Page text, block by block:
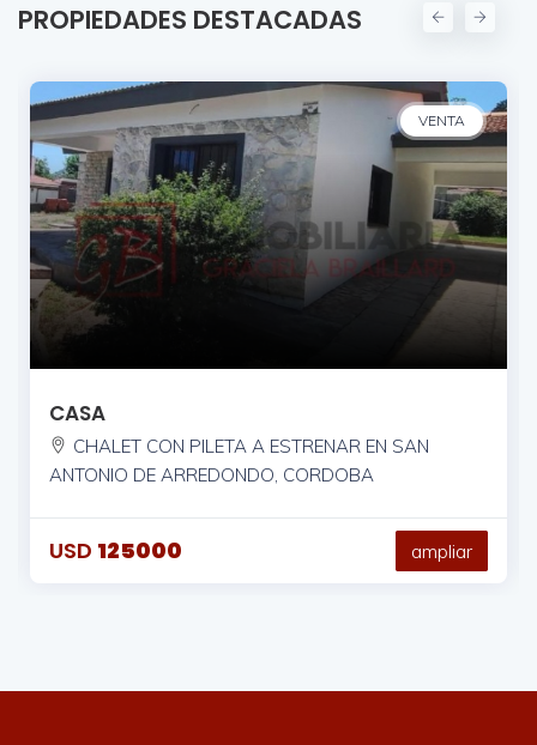
PROPIEDADES DESTACADAS
VENTA
CASA
CHALET CON PILETA A ESTRENAR EN SAN
ANTONIO DE ARREDONDO, CORDOBA
USD 125000 ampliar